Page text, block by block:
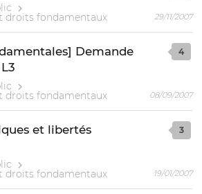
droits fondamentaux 29/11/2007
Demande
droits fondamentaux
4
08/09/2007
et libertés
droits fondamentaux
3
19/01/2007